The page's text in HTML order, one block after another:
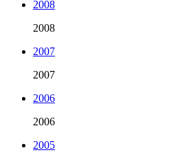
2008
2008
2007
2007
2006
2006
2005